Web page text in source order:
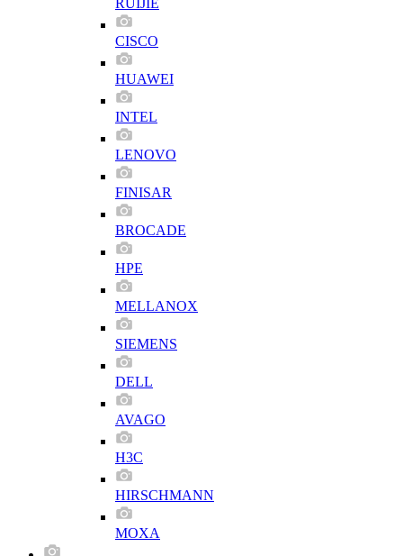
RUIJIE
CISCO
HUAWEI
INTEL
LENOVO
FINISAR
BROCADE
HPE
MELLANOX
SIEMENS
DELL
AVAGO
H3C
HIRSCHMANN
MOXA